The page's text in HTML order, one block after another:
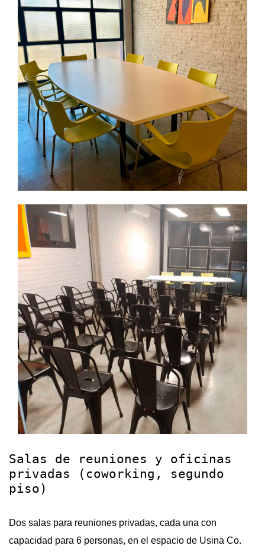
Salas de reuniones y oficinas
privadas (coworking, segundo
piso)
Dos salas para reuniones privadas, cada una con
capacidad para 6 personas, en el espacio de Usina Co.